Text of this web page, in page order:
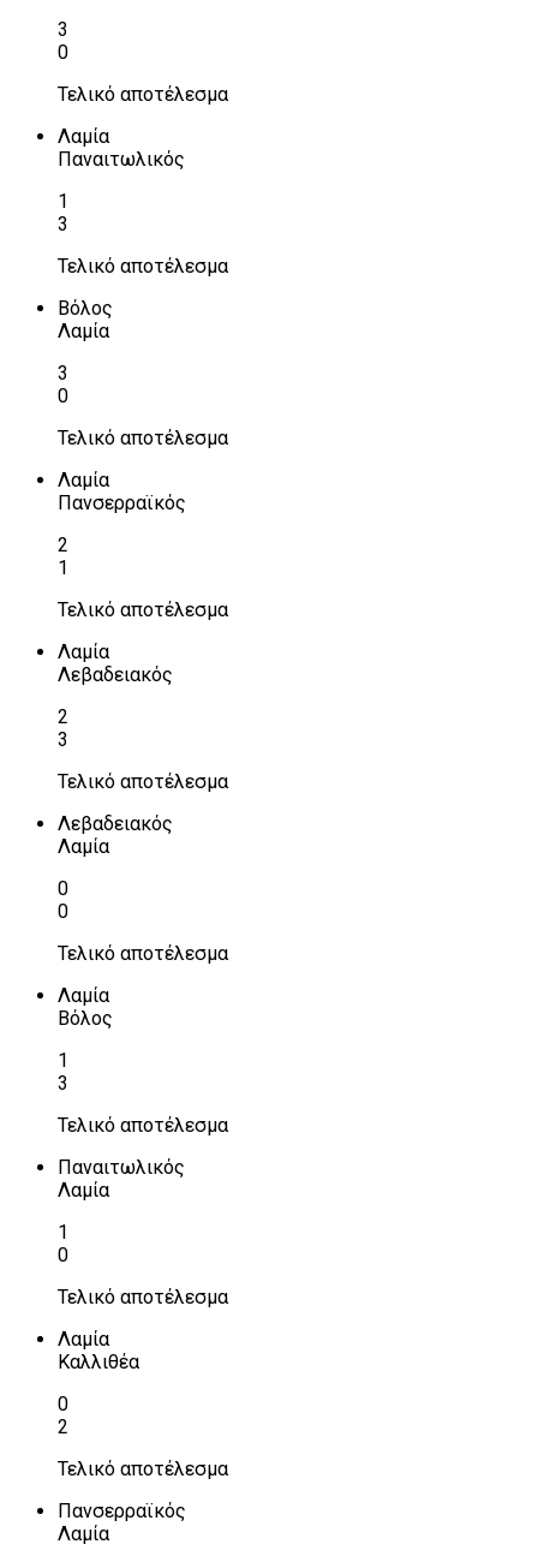
3
0
Τελικό αποτέλεσμα
Λαμία
Παναιτωλικός
1
3
Τελικό αποτέλεσμα
Βόλος
Λαμία
3
0
Τελικό αποτέλεσμα
Λαμία
Πανσερραϊκός
2
1
Τελικό αποτέλεσμα
Λαμία
Λεβαδειακός
2
3
Τελικό αποτέλεσμα
Λεβαδειακός
Λαμία
0
0
Τελικό αποτέλεσμα
Λαμία
Βόλος
1
3
Τελικό αποτέλεσμα
Παναιτωλικός
Λαμία
1
0
Τελικό αποτέλεσμα
Λαμία
Καλλιθέα
0
2
Τελικό αποτέλεσμα
Πανσερραϊκός
Λαμία